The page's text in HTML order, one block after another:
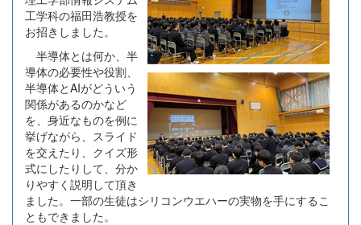
工学科の福田浩教授を
お招きしました。
半導体とは何か、半
導体の必要性や役割、
半導体とAIがどういう
関係があるのかなど
を、身近なものを例に
挙げながら、スライド
を交えたり、クイズ形
式にしたりして、分か
りやすく説明して頂き
ました。一部の生徒はシリコンウエハーの実物を手にするこ
ともできました。